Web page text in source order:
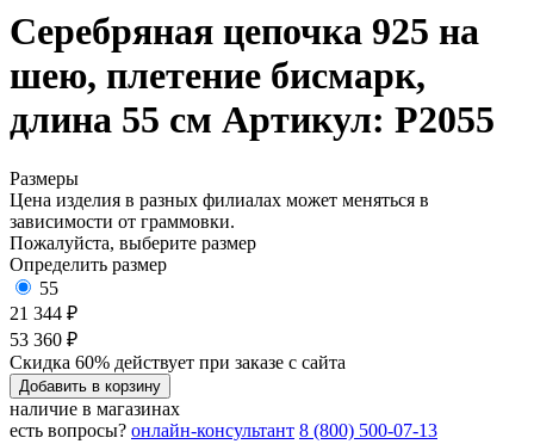
Серебряная цепочка 925 на
шею, плетение бисмарк,
длина 55 см Артикул: Р2055
Размеры
Цена изделия в разных филиалах может меняться в
зависимости от граммовки.
Пожалуйста, выберите размер
Определить размер
55
21 344 ₽
53 360 ₽
Скидка 60% действует при заказе с сайта
Добавить в корзину
наличие в магазинах
есть вопросы? онлайн-консультант 8 (800) 500-07-13